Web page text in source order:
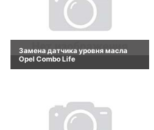
Замена датчика уровня масла
Opel Combo Life